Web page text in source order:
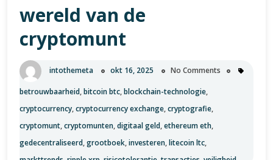
wereld van de
cryptomunt
intothemeta okt 16, 2025 No Comments
betrouwbaarheid,bitcoin btc,blockchain-technologie,
cryptocurrency,cryptocurrency exchange,cryptografie,
cryptomunt,cryptomunten,digitaal geld,ethereum eth,
gedecentraliseerd,grootboek,investeren,litecoin ltc,